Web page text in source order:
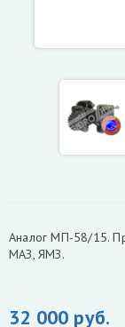
Аналог МП-58/15.
МАЗ, ЯМЗ.
32 000 руб.